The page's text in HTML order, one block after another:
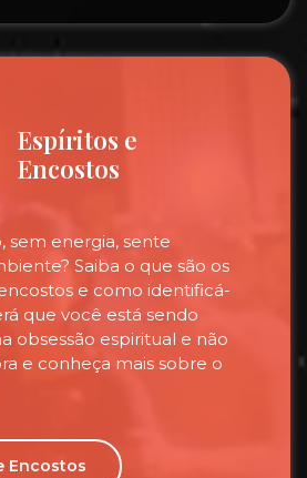
Espíritos e
Encostos
sem energia, sente
Saiba o que são os
e como identificá-
que você está sendo
obsessão espiritual e não
e conheça mais sobre o
Encostos